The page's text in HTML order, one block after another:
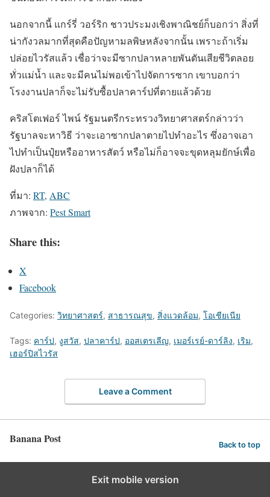
นอกจากนี้ แกร์รี่ วอร์ริก ชาวประมงเชิงพาณิชย์ก็บอกว่า สิ่งที่
น่ากังวลมากที่สุดคือปัญหามลพิษหลังจากนั้น เพราะถ้าเริ่ม
ปล่อยไวรัสแล้ว เชื่อว่าจะมีซากปลาหลายพันตันเสียชีวิตลอย
ทั่วแม่น้ำ และจะมีคนไม่พอเข้าไปจัดการซาก เขาบอกว่า
โรงงานปลาก็จะไม่รับซื้อปลาคาร์ปที่ตายแล้วด้วย
คริสโตเฟอร์ ไพน์ รัฐมนตรีกระทรวงวิทยาศาสตร์กล่าวว่า
รัฐบาลจะหาวิธี ว่าจะเอาซากปลาตายไปทำอะไร ซึ่งอาจเอา
ไปทำเป็นปุ๋ยหรืออาหารสัตว์ หรือไม่ก็อาจจะขุดหลุมยักษ์เพื่อ
ฝังปลาก็ได้
ที่มา: RT, ABC
ภาพจาก: Pest Smart
Share this:
X
Facebook
Categories: วิทยาศาสตร์, สาธารณสุข, สิ่งแวดล้อม, โอเชียเนีย
Tags: คาร์ป, งูสวัส, ปลาคาร์ป, ออสเตรเลีญ, เมอร์เรย์-ดาร์ลิง, เริม,
เฮอร์ปิสไวรัส
Leave a Comment
Banana Post Back to top
Exit mobile version